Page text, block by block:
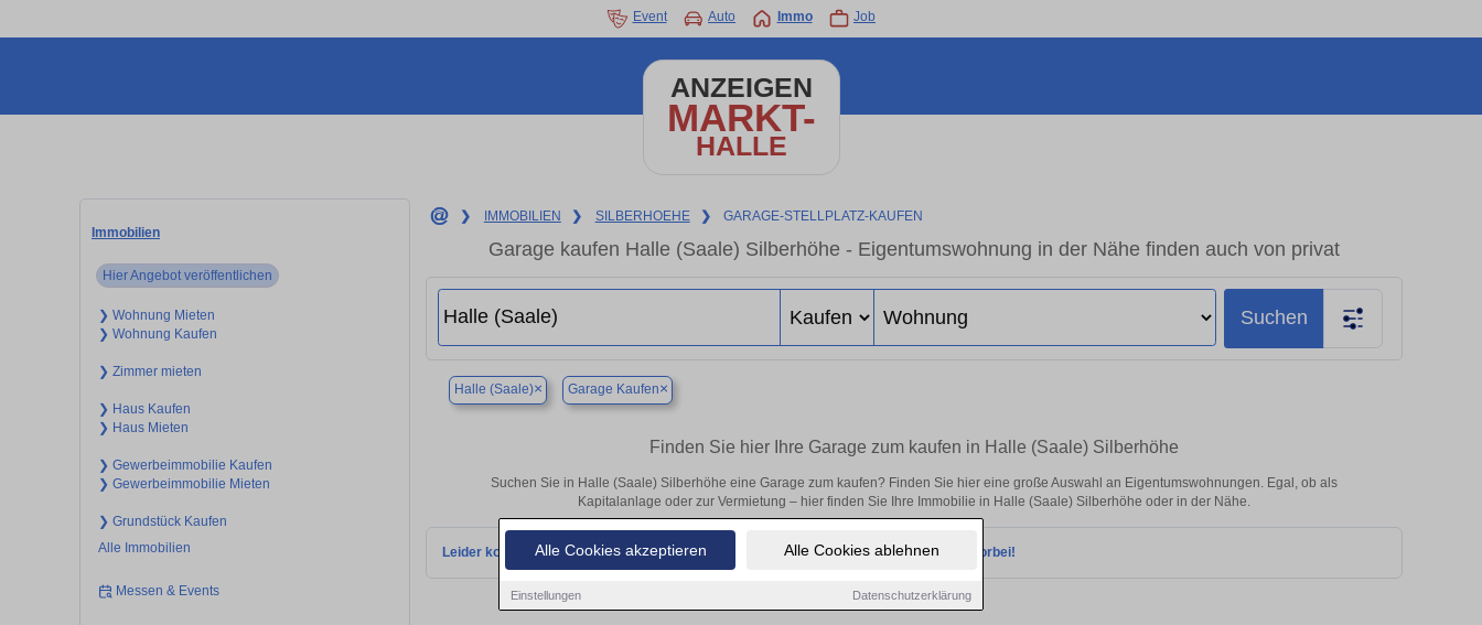
Alle Cookies akzeptieren Alle Cookies ablehnen
Einstellungen Datenschutzerklärung
Event Auto Immo Job
ANZEIGEN
MARKT-
HALLE
Immobilien
Hier Angebot veröffentlichen
❯ Wohnung Mieten
❯ Wohnung Kaufen
❯ Zimmer mieten
❯ Haus Kaufen
❯ Haus Mieten
❯ Gewerbeimmobilie Kaufen
❯ Gewerbeimmobilie Mieten
❯ Grundstück Kaufen
Alle Immobilien
Messen & Events
❯ IMMOBILIEN ❯ SILBERHOEHE ❯ GARAGE-STELLPLATZ-KAUFEN
Garage kaufen Halle (Saale) Silberhöhe - Eigentumswohnung in der Nähe finden auch von privat
Suchen
Halle (Saale)× Garage Kaufen×
Finden Sie hier Ihre Garage zum kaufen in Halle (Saale) Silberhöhe
Suchen Sie in Halle (Saale) Silberhöhe eine Garage zum kaufen? Finden Sie hier eine große Auswahl an Eigentumswohnungen. Egal, ob als
Kapitalanlage oder zur Vermietung – hier finden Sie Ihre Immobilie in Halle (Saale) Silberhöhe oder in der Nähe.
Leider konnten wir derzeit keine passenden Objekte finden. Schauen Sie bald wieder vorbei!